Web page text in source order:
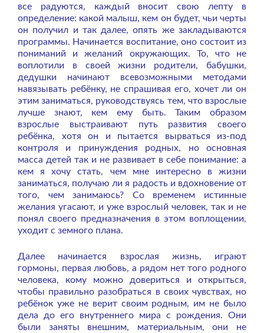
все радуются, каждый вносит свою лепту в
определение: какой малыш, кем он будет, чьи черты
он получил и так далее, опять же закладываются
программы. Начинается воспитание, оно состоит из
пониманий и желаний окружающих. То, что не
воплотили в своей жизни родители, бабушки,
дедушки начинают всевозможными методами
навязывать ребёнку, не спрашивая его, хочет ли он
этим заниматься, руководствуясь тем, что взрослые
лучше знают, кем ему быть. Таким образом
взрослые выстраивают путь развития своего
ребёнка, хотя он и пытается вырваться из-под
контроля и принуждения родных, но основная
масса детей так и не развивает в себе понимание: а
кем я хочу стать, чем мне интересно в жизни
заниматься, получаю ли я радость и вдохновение от
того, чем занимаюсь? Со временем истинные
желания угасают, и уже взрослый человек, так и не
понял своего предназначения в этом воплощении,
уходит с земного плана.
Далее начинается взрослая жизнь, играют
гормоны, первая любовь, а рядом нет того родного
человека, кому можно довериться и открыться,
чтобы правильно разобраться в своих чувствах, но
ребёнок уже не верит своим родным, им не было
дела до его внутреннего мира с рождения. Они
были заняты внешним, материальным, они не